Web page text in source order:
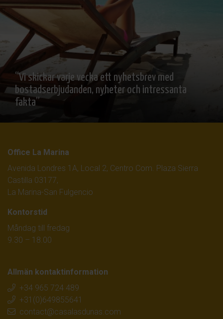
“Vi skickar varje vecka ett nyhetsbrev med
bostadserbjudanden, nyheter och intressanta
fakta”
Office La Marina
Avenida Londres 1A, Local 2, Centro Com. Plaza Sierra
Castilla 03177,
La Marina-San Fulgencio
Kontorstid
Måndag till fredag
9.30 – 18.00
Allmän kontaktinformation
+34 965 724 489
+31(0)649855641
contact@casalasdunas.com